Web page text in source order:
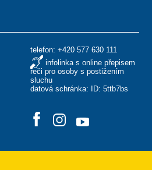
telefon: +420 577 630 111
infolinka s online přepisem
řeči pro osoby s postižením
sluchu
datová schránka: ID: 5ttb7bs